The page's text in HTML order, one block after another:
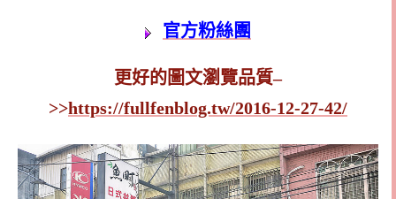
官方粉絲團
更好的圖文瀏覽品質–
>>https://fullfenblog.tw/2016-12-27-42/